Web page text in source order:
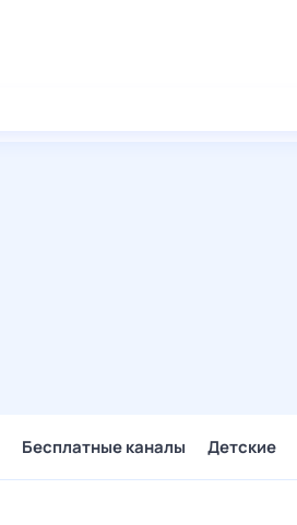
Бесплатные каналы Детские